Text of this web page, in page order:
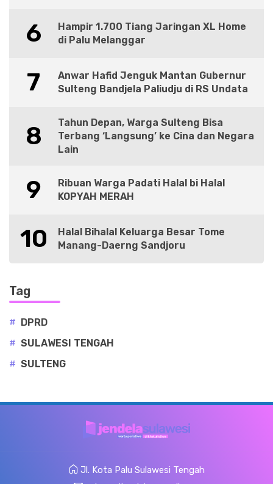
6
Hampir 1.700 Tiang Jaringan XL Home
di Palu Melanggar
7
Anwar Hafid Jenguk Mantan Gubernur
Sulteng Bandjela Paliudju di RS Undata
8
Tahun Depan, Warga Sulteng Bisa
Terbang ‘Langsung’ ke Cina dan Negara
Lain
9
Ribuan Warga Padati Halal bi Halal
KOPYAH MERAH
10
Halal Bihalal Keluarga Besar Tome
Manang-Daerng Sandjoru
Tag
#
DPRD
# SULAWESI TENGAH
# SULTENG
Jl. Kota Palu Sulawesi Tengah